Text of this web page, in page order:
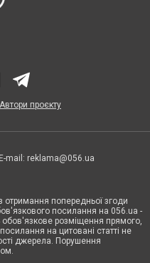
Автори проєкту
mail: reklama@056.ua
отримання попередньої згоди
посилання на 056.ua -
обов'язкове розміщення прямого,
на цитовані статті не
джерела. Порушення